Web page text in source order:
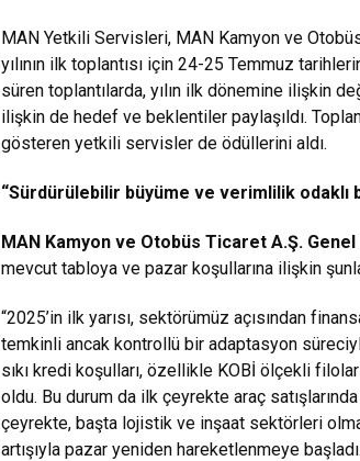
MAN Yetkili Servisleri, MAN Kamyon ve
yılının ilk toplantısı için 24-25 Temmuz
süren toplantılarda, yılın ilk dönemine ilişkin
ilişkin de hedef ve beklentiler paylaşıldı.
gösteren yetkili servisler de ödüllerini aldı.
“Sürdürülebilir büyüme ve verimlilik odaklı
MAN Kamyon ve Otobüs Ticaret A.Ş.
mevcut tabloya ve pazar koşullarına ilişkin
“2025’in ilk yarısı, sektörümüz açısından
temkinli ancak kontrollü bir adaptasyon
sıkı kredi koşulları, özellikle KOBİ ölçekli
oldu. Bu durum da ilk çeyrekte araç
çeyrekte, başta lojistik ve inşaat sektörleri
artışıyla pazar yeniden hareketlenmeye